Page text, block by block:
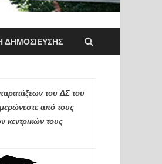
Π.Ε.
ΔΗΜΟΣΊΕΥΣΗΣ
του ΔΣ του
από τους
κεντρικών τους